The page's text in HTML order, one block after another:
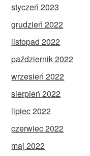
styczeń 2023
grudzień 2022
listopad 2022
październik 2022
wrzesień 2022
sierpień 2022
lipiec 2022
czerwiec 2022
maj 2022